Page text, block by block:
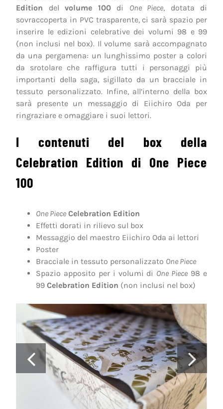
Edition del volume 100di One Piece, dotata di
sovraccoperta in PVC trasparente, ci sarà spazio per
inserire le edizioni celebrative dei volumi 98 e 99
(non inclusi nel box). Il volume sarà accompagnato
da una pergamena: un lunghissimo poster a colori
da srotolare che raffigura tutti i personaggi più
importanti della saga, sigillato da un bracciale in
tessuto personalizzato. Infine, all’interno della box
sarà presente un messaggio di Eiichiro Oda per
ringraziare e omaggiare i suoi lettori.
I contenuti del box della
Celebration Edition di One Piece
100
One Piece Celebration Edition
Effetti dorati in rilievo sul box
Messaggio del maestro Eiichiro Oda ai lettori
Poster
Bracciale in tessuto personalizzato One Piece
Spazio apposito per i volumi di One Piece 98 e
99 Celebration Edition (non inclusi nel box)